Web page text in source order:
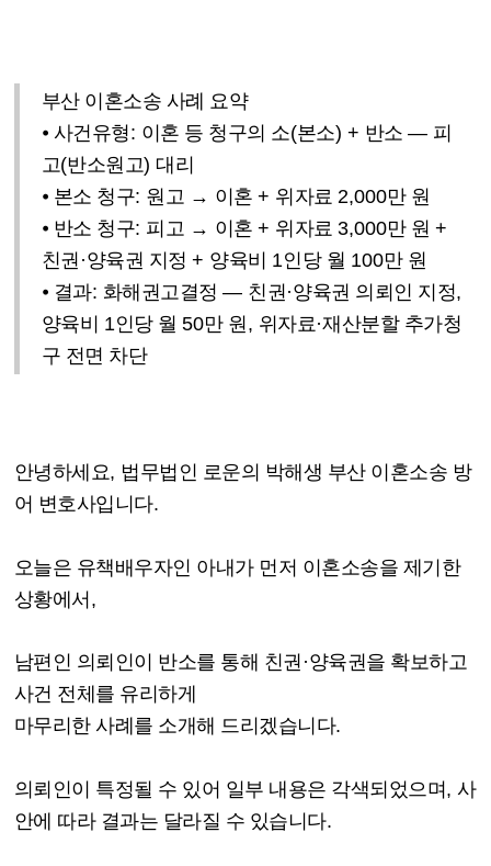
부산 이혼소송 사례 요약
⦁ 사건유형: 이혼 등 청구의 소(본소) + 반소— 피
고(반소원고) 대리
⦁ 본소 청구: 원고 → 이혼+ 위자료 2,000만 원
⦁ 반소 청구: 피고 → 이혼+ 위자료3,000만 원+
친권 ·양육권 지정+ 양육비 1인당 월 100만 원
⦁ 결과: 화해권고결정— 친권 ·양육권 의뢰인 지정,
양육비 1인당 월50만 원 , 위자료 ·재산분할 추가청
구 전면 차단
안녕하세요, 법무법인 로운의 박해생 부산 이혼소송 방
어 변호사입니다.
오늘은 유책배우자인 아내가 먼저 이혼소송을 제기한
상황에서 ,
남편인 의뢰인이 반소를 통해 친권 ·양육권을 확보하고
사건 전체를 유리하게
마무리한 사례를 소개해 드리겠습니다.
의뢰인이 특정될 수 있어 일부 내용은 각색되었으며,사
안에 따라 결과는 달라질 수 있습니다.